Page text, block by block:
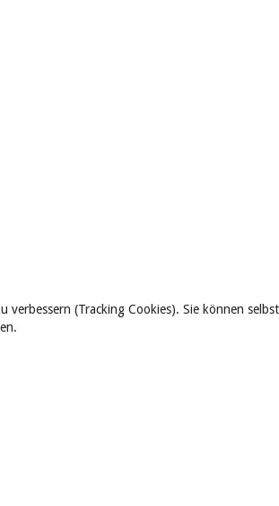
(Tracking Cookies). Sie können selbst